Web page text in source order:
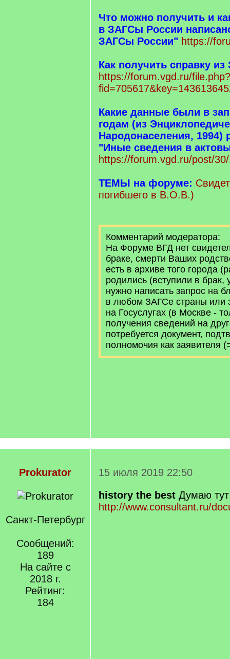
Что можно получить и
в ЗАГСы России
ЗАГСы России" https://
Как получить справку
https://forum.vgd.ru/file.php?
Какие данные были в
годам (из
Народонаселения, 1994)
"Иные сведения в
https://forum.vgd.ru/post/
ТЕМЫ на форуме:
погибшего в В.О.В.)
Комментарий модератора:
На Форуме ВГД нет
браке, смерти Ваших
есть в архиве того города
родились (вступили в брак,
нужно написать запрос на
в любом ЗАГСе страны или
на Госуслугах (в Москве -
получения сведений на
потребуется документ,
полномочия как заявителя
Prokurator
Санкт-Петербург
Сообщений:
189
На сайте с
2018 г.
Рейтинг:
184
15 июля 2019 22:50
history the best Думаю
http://www.consultant.ru/